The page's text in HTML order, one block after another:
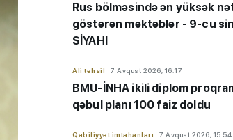
Rus bölməsində ən yüksək
göstərən məktəblər - 9-cu
SİYAHI
Ali təhsil 7 Avqust 2026, 16:17
BMU-İNHA ikili diplom
qəbul planı 100 faiz doldu
Qabiliyyət imtahanları 7 Avqust 2026, 15:54